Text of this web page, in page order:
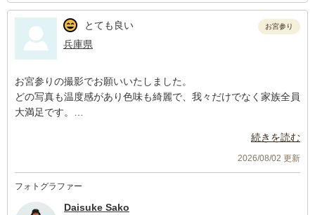
とても良い
兵庫県
お宮参り
お宮参りの撮影でお願いいたしました。
どの写真も温度感があり色味も綺麗で、我々だけでなく家族全員
大満足です。
なりましたが、柔軟にご対応いただきありがとうございました。
続きを読む
2026/08/02 更新
フォトグラファー
Daisuke Sako